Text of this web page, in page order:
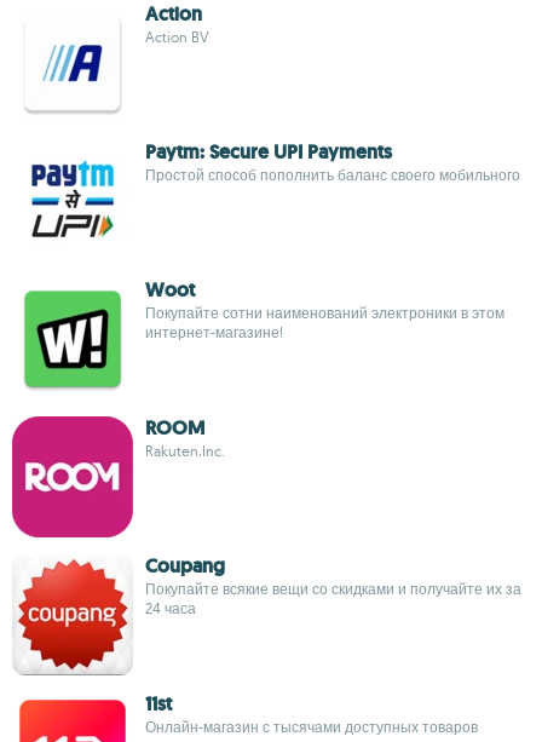
Action
Action BV
Paytm: Secure UPI Payments
Простой способ пополнить баланс своего мобильного
Woot
Покупайте сотни наименований электроники в этом
интернет-магазине!
ROOM
Rakuten,Inc.
Coupang
Покупайте всякие вещи со скидками и получайте их за
24 часа
11st
Онлайн-магазин с тысячами доступных товаров